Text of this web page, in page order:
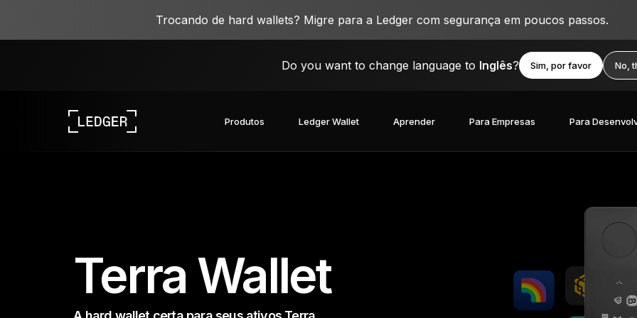
Trocando de hard wallets? Migre para a Ledger com segurança em poucos passos.
Do you want to change language to Inglês? Sim, por favor No,
Produtos Ledger Wallet Aprender Para Empresas Para
Terra Wallet